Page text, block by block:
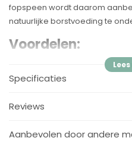
fopspeen wordt daarom
natuurlijke borstvoeding te
Voordelen:
✓Verkrijgbaar in
borstvoeding te ondersteunen
✓
Ontworpen en vervaardigd in
Specificaties
Reviews
Aanbevolen door andere